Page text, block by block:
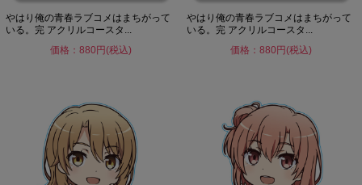
やはり俺の青春ラブコメはまちがって
いる。完 アクリルコースタ...
価格：880円(税込)
やはり俺の青春ラブコメはまちがって
いる。完 アクリルコースタ...
価格：880円(税込)